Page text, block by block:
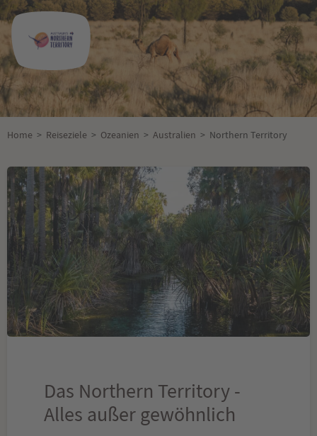
Home > Reiseziele > Ozeanien > Australien > Northern Territory
Das Northern Territory -
Alles außer gewöhnlich